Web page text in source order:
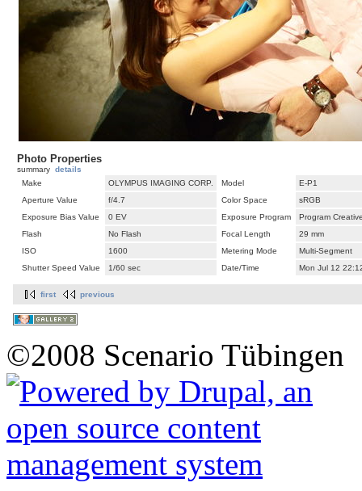
Photo Properties
summary details
Make
OLYMPUS IMAGING CORP. Model
E-P1
Aperture Value
f/4.7 Color Space
sRGB
Exposure Bias Value
0 EV Exposure Program
Program
Flash
No Flash Focal Length
29 mm
ISO
1600 Metering Mode
Multi-Segment
Shutter Speed Value
1/60 sec Date/Time Mon Jul 12
first previous
©2008 Scenario Tübingen